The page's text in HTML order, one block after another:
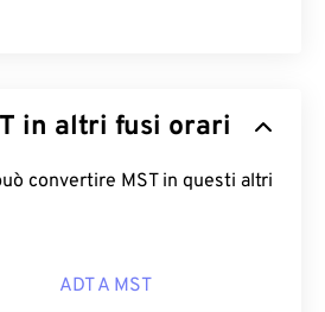
in altri fusi orari
convertire MST in questi altri
ADT A MST